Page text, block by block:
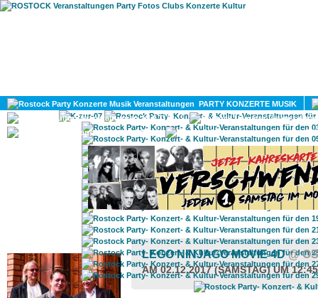
PARTY KONZERTE MUSIK
KULTUR
GAY
ROSTOCK TAGESTIPP
LEGO NINJAGO MOVIE 4D@
AM 02.12.2017 (SAMSTAG) UM